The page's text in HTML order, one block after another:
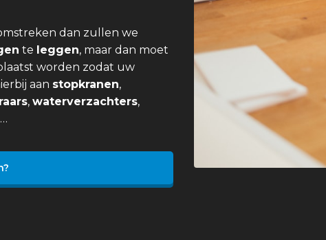
dan zullen we
te leggen, maar dan moet
worden zodat uw
aan stopkranen,
, waterverzachters,